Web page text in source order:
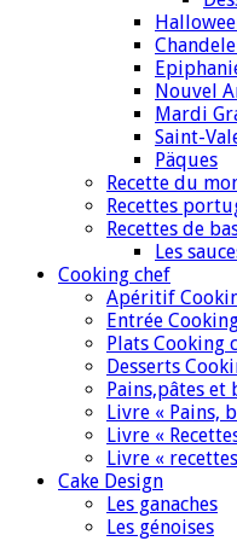
Nouvel
Mardi
Saint-
Päques
Recette du
Recettes
Recettes de
Les
Cooking chef
Apéritif
Entrée
Plats Cooking
Desserts
Pains,pâtes et
Livre « Pains,
Livre «
Livre «
Cake Design
Les ganaches
Les génoises